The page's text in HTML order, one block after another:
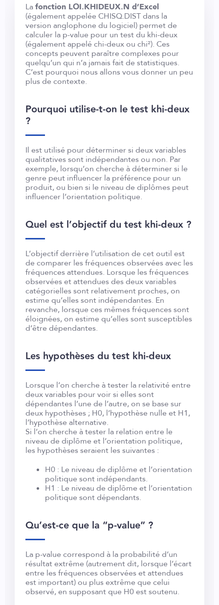
Lafonction LOI.KHIDEUX.N d’Excel
(également appelée CHISQ.DIST dans la
version anglophone du logiciel) permet de
calculer la p-value pour un test du khi-deux
(également appelé chi-deux ou chi²). Ces
concepts peuvent paraître complexes pour
quelqu’un qui n’a jamais fait de statistiques.
C’est pourquoi nous allons vous donner un peu
plus de contexte.
Pourquoi utilise-t-on le test khi-deux
?
Il est utilisé pour déterminer si deux variables
qualitatives sont indépendantes ou non. Par
exemple, lorsqu’on cherche à déterminer si le
genre peut influencer la préférence pour un
produit, ou bien si le niveau de diplômes peut
influencer l’orientation politique.
Quel est l’objectif du test khi-deux ?
L’objectif derrière l’utilisation de cet outil est
de comparer les fréquences observées avec les
fréquences attendues. Lorsque les fréquences
observées et attendues des deux variables
catégorielles sont relativement proches, on
estime qu’elles sont indépendantes. En
revanche, lorsque ces mêmes fréquences sont
éloignées, on estime qu’elles sont susceptibles
d’être dépendantes.
Les hypothèses du test khi-deux
Lorsque l’on cherche à tester la relativité entre
deux variables pour voir si elles sont
dépendantes l’une de l’autre, on se base sur
deux hypothèses ; H0, l’hypothèse nulle et H1,
l’hypothèse alternative.
Si l’on cherche à tester la relation entre le
niveau de diplôme et l’orientation politique,
les hypothèses seraient les suivantes :
H0 : Le niveau de diplôme et l’orientation
politique sont indépendants.
H1 : Le niveau de diplôme et l’orientation
politique sont dépendants.
Qu’est-ce que la “p-value” ?
La p-value correspond à la probabilité d’un
résultat extrême (autrement dit, lorsque l’écart
entre les fréquences observées et attendues
est important) ou plus extrême que celui
observé, en supposant que H0 est soutenu.